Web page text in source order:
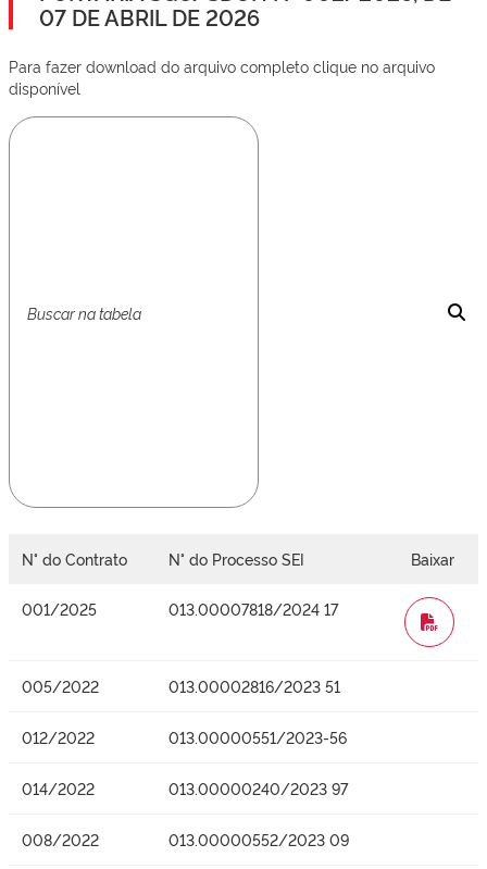
07 DE ABRIL DE 2026
Para fazer download do arquivo completo clique no arquivo
disponível
N° do Contrato N° do Processo SEI Baixar
001/2025 013.00007818/2024 17
WORD
005/2022 013.00002816/2023 51
012/2022 013.00000551/2023-56
014/2022 013.00000240/2023 97
008/2022 013.00000552/2023 09